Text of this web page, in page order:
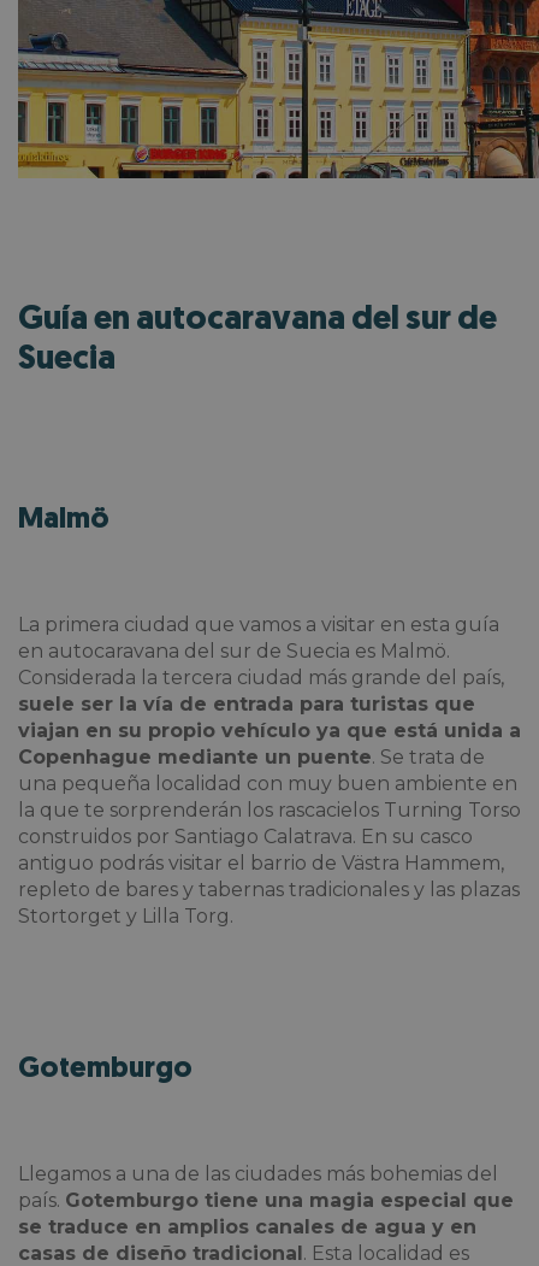
Guía en autocaravana del sur de
Suecia
Malmö
La primera ciudad que vamos a visitar en esta guía
en autocaravana del sur de Suecia es Malmö.
Considerada la tercera ciudad más grande del país,
suele ser la vía de entrada para turistas que
viajan en su propio vehículo ya que está unida a
Copenhague mediante un puente. Se trata de
una pequeña localidad con muy buen ambiente en
la que te sorprenderán los rascacielos Turning Torso
construidos por Santiago Calatrava. En su casco
antiguo podrás visitar el barrio de Västra Hammem,
repleto de bares y tabernas tradicionales y las plazas
Stortorget y Lilla Torg.
Gotemburgo
Llegamos a una de las ciudades más bohemias del
país. Gotemburgo tiene una magia especial que
se traduce en amplios canales de agua y en
casas de diseño tradicional. Esta localidad es